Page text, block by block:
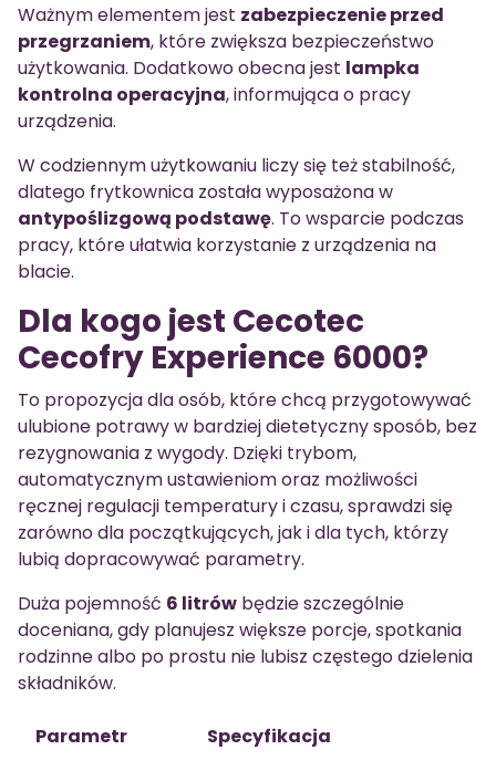
Ważnym elementem jest zabezpieczenie przed
przegrzaniem, które zwiększa bezpieczeństwo
użytkowania. Dodatkowo obecna jest lampka
kontrolna operacyjna, informująca o pracy
urządzenia.
W codziennym użytkowaniu liczy się też stabilność,
dlatego frytkownica została wyposażona w
antypoślizgową podstawę. To wsparcie podczas
pracy, które ułatwia korzystanie z urządzenia na
blacie.
Dla kogo jest Cecotec
Cecofry Experience 6000?
To propozycja dla osób, które chcą przygotowywać
ulubione potrawy w bardziej dietetyczny sposób, bez
rezygnowania z wygody. Dzięki trybom,
automatycznym ustawieniom oraz możliwości
ręcznej regulacji temperatury i czasu, sprawdzi się
zarówno dla początkujących, jak i dla tych, którzy
lubią dopracowywać parametry.
Duża pojemność 6 litrów będzie szczególnie
doceniana, gdy planujesz większe porcje, spotkania
rodzinne albo po prostu nie lubisz częstego dzielenia
składników.
Parametr Specyfikacja